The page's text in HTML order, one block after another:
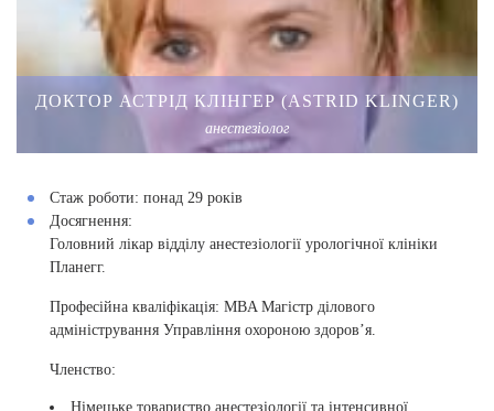
ДОКТОР АСТРІД КЛІНГЕР (ASTRID KLINGER)
анестезіолог
Стаж роботи: понад 29 років
Досягнення:
Головний лікар відділу анестезіології урологічної клініки
Планегг.
Професійна кваліфікація: MBA Магістр ділового
адміністрування Управління охороною здоров’я.
Членство:
Німецьке товариство анестезіології та інтенсивної